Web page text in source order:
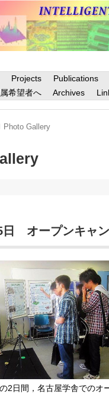
Projects Publications
希望者へ
Archives
Photo Gallery
日 オープンキャ
2日間，名古屋学舎でのオ